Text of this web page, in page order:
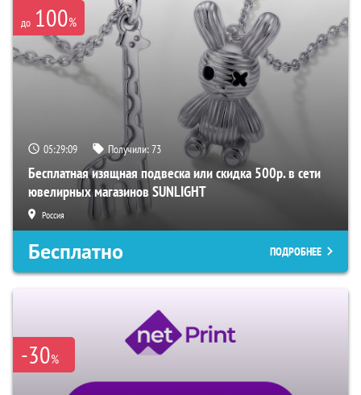
до 100%
05:29:08 Получили:73
Бесплатная изящная подвеска или скидка 500р. в сети
ювелирных магазинов SUNLIGHT
Россия
Бесплатно ПОДРОБНЕЕ
-30%